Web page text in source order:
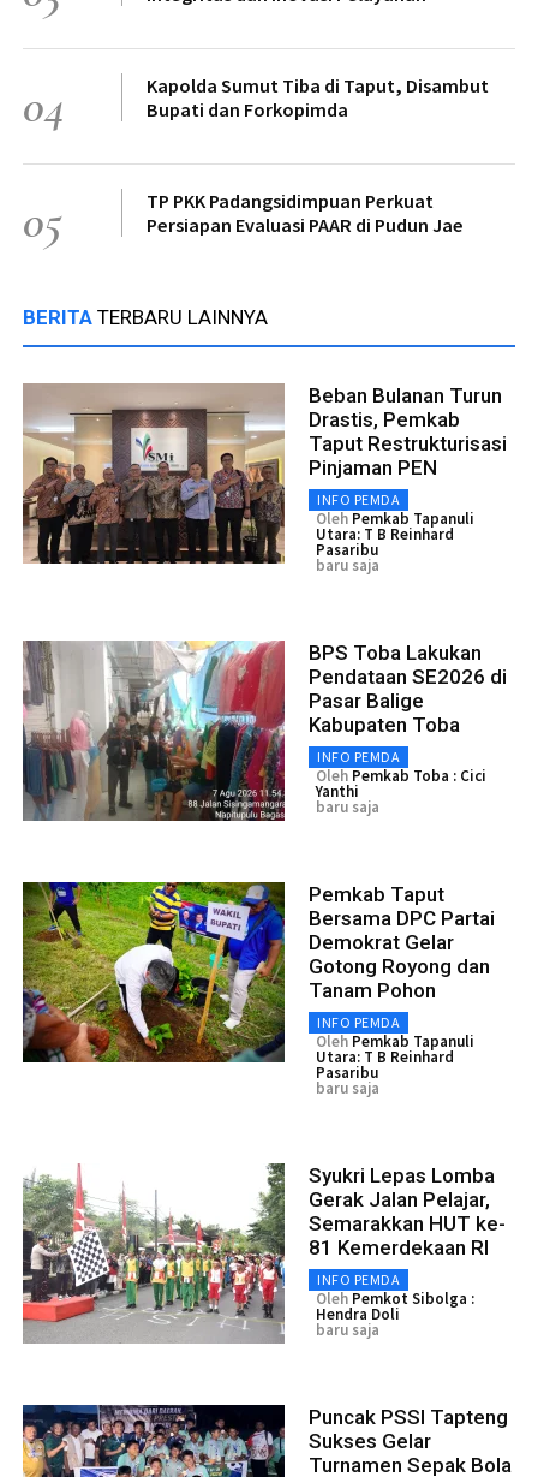
04
Kapolda Sumut Tiba di Taput, Disambut
Bupati dan Forkopimda
05
TP PKK Padangsidimpuan Perkuat
Persiapan Evaluasi PAAR di Pudun Jae
BERITA TERBARU LAINNYA
Beban Bulanan Turun
Drastis, Pemkab
Taput Restrukturisasi
Pinjaman PEN
INFO PEMDA
Oleh Pemkab Tapanuli
Utara: T B Reinhard
Pasaribu
baru saja
BPS Toba Lakukan
Pendataan SE2026 di
Pasar Balige
Kabupaten Toba
INFO PEMDA
Oleh Pemkab Toba : Cici
Yanthi
baru saja
Pemkab Taput
Bersama DPC Partai
Demokrat Gelar
Gotong Royong dan
Tanam Pohon
INFO PEMDA
Oleh Pemkab Tapanuli
Utara: T B Reinhard
Pasaribu
baru saja
Syukri Lepas Lomba
Gerak Jalan Pelajar,
Semarakkan HUT ke-
81 Kemerdekaan RI
INFO PEMDA
Oleh Pemkot Sibolga :
Hendra Doli
baru saja
Puncak PSSI Tapteng
Sukses Gelar
Turnamen Sepak Bola